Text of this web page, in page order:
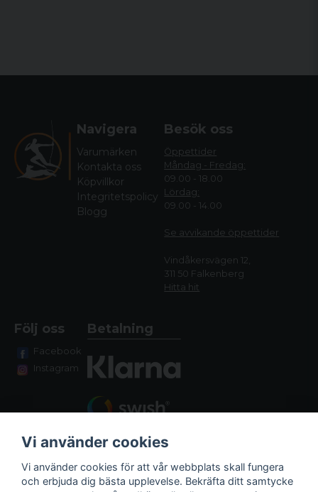
Navigera
Varumärken
Kontakta oss
Köpvillkor
Integritetspolicy
Blogg
Besök oss
Öppettider
Måndag - Fredag:
09.00 - 18.00
Lördag:
09.00 - 14.00
Se avvikande öppettider
Vindåkersvägen 12,
311 50 Falkenberg
Hitta hit
Följ oss
Facebook
Instagram
Betalning
Vi använder cookies
Vi använder cookies för att vår webbplats skall fungera
och erbjuda dig bästa upplevelse. Bekräfta ditt samtycke